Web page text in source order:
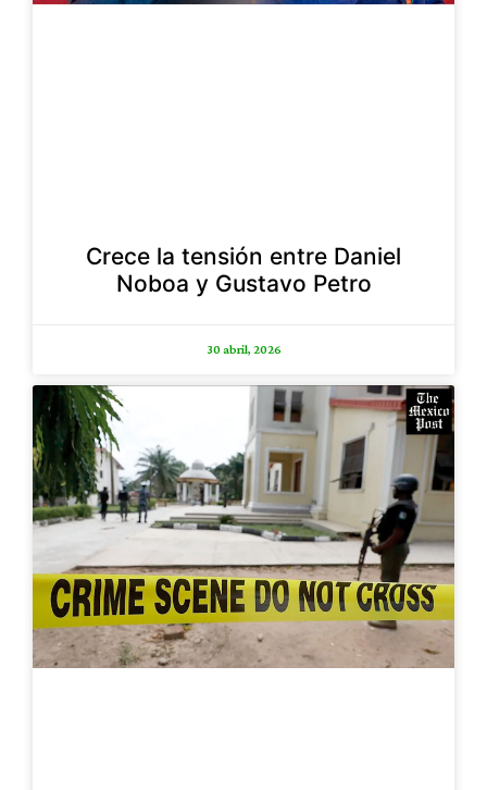
Crece la tensión entre Daniel
Noboa y Gustavo Petro
30 abril, 2026